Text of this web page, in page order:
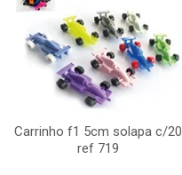
Carrinho f1 5cm solapa c/20
ref 719